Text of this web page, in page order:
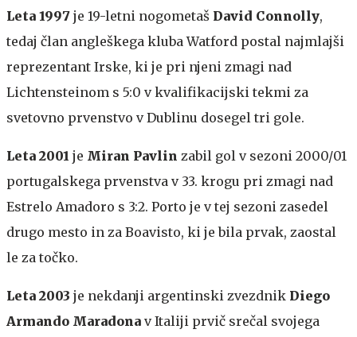
Leta 1997 je 19-letni nogometaš David Connolly,
tedaj član angleškega kluba Watford postal najmlajši
reprezentant Irske, ki je pri njeni zmagi nad
Lichtensteinom s 5:0 v kvalifikacijski tekmi za
svetovno prvenstvo v Dublinu dosegel tri gole.
Leta 2001 je Miran Pavlin zabil gol v sezoni 2000/01
portugalskega prvenstva v 33. krogu pri zmagi nad
Estrelo Amadoro s 3:2. Porto je v tej sezoni zasedel
drugo mesto in za Boavisto, ki je bila prvak, zaostal
le za točko.
Leta 2003 je nekdanji argentinski zvezdnik Diego
Armando Maradona v Italiji prvič srečal svojega